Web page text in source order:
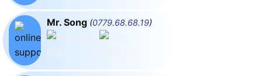
Mr. Song (0779.68.68.19)